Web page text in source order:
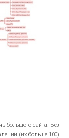
большого сайта. Без
(их больше 100)